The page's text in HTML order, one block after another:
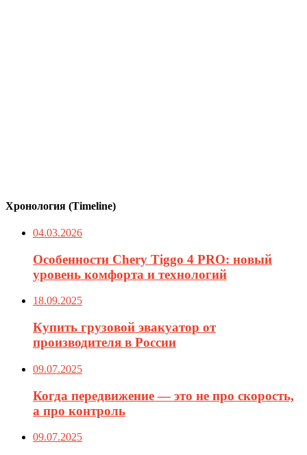
Хронология (Timeline)
04.03.2026
Особенности Chery Tiggo 4 PRO: новый
уровень комфорта и технологий
18.09.2025
Купить грузовой эвакуатор от
производителя в России
09.07.2025
Когда передвижение — это не про скорость,
а про контроль
09.07.2025